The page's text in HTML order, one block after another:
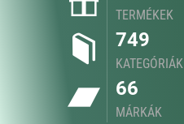
TERMÉKEK
749
KATEGÓRIÁK
66
MÁRKÁK